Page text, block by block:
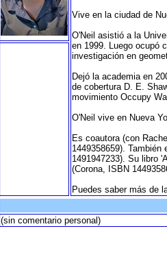
Vive en la ciudad de
O'Neil asistió a la
en 1999. Luego ocupó
investigación en
Dejó la academia en
de cobertura D. E.
movimiento Occupy
O'Neil vive en Nueva
Es coautora (con
1449358659).
1491947233). Su libro
(Corona, ISBN
Puedes saber más de
(sin comentario personal)